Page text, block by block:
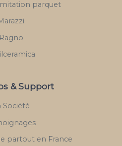
parquet
Ragno
& Support
Société
partout en France